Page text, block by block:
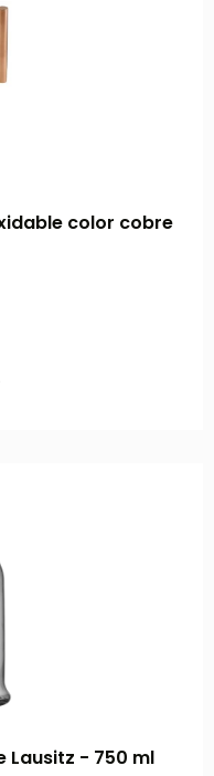
color cobre
Lausitz - 750 ml